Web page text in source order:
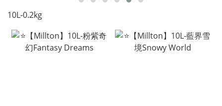
10L-0.2kg